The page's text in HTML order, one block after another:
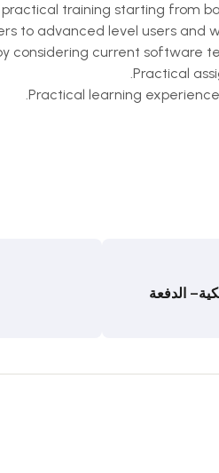
training starting from
to advanced level users and
considering current software
Practical
Practical learning
الدفعة